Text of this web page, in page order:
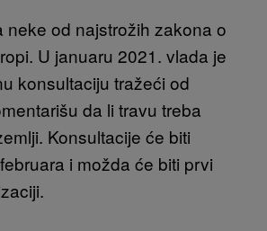
neke od najstrožih zakona o
U januaru 2021. vlada je
konsultaciju tražeći od
da li travu treba
Konsultacije će biti
i možda će biti prvi